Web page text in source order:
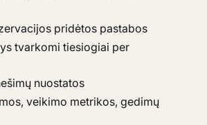
pridėtos pastabos
tvarkomi tiesiogiai per
nuostatos
veikimo metrikos, gedimų